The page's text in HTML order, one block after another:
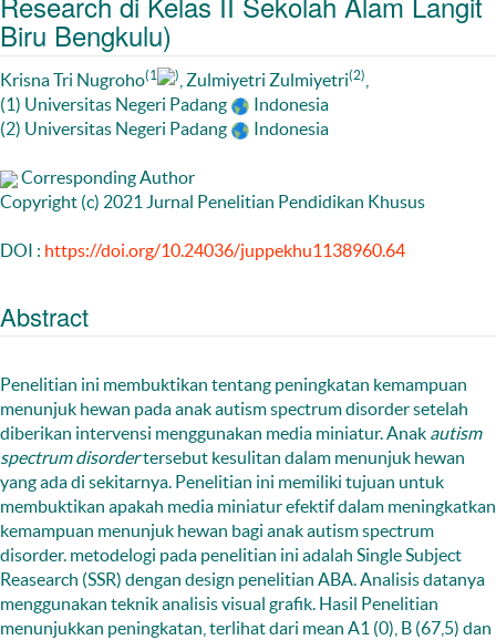
Biru Bengkulu)
Krisna Tri Nugroho(1 ) , Zulmiyetri Zulmiyetri(2)
(1) Universitas Negeri Padang
Indonesia
(2) Universitas Negeri Padang
Indonesia
Corresponding Author
Copyright (c) 2021 Jurnal Penelitian Pendidikan Khusus
DOI : https://doi.org/10.24036/juppekhu1138960.64
Abstract
Penelitian ini membuktikan tentang peningkatan kemampuan
menunjuk hewan pada anak autism spectrum disorder setelah
diberikan intervensi menggunakan media miniatur. Anak autism
spectrum disordertersebut kesulitan dalam menunjuk hewan
yang ada di sekitarnya. Penelitian ini memiliki tujuan untuk
membuktikan apakah media miniatur efektif dalam meningkatkan
kemampuan menunjuk hewan bagi anak autism spectrum
disorder. metodelogi pada penelitian ini adalah Single Subject
Reasearch (SSR) dengan design penelitian ABA. Analisis datanya
menggunakan teknik analisis visual grafik. Hasil Penelitian
menunjukkan peningkatan, terlihat dari mean A1 (0), B (67,5) dan